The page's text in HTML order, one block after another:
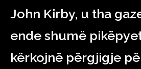
John Kirby, u tha
ende shumë
kërkojnë përgjigje